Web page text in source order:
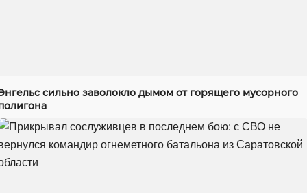
сильно заволокло дымом от горящего мусорного